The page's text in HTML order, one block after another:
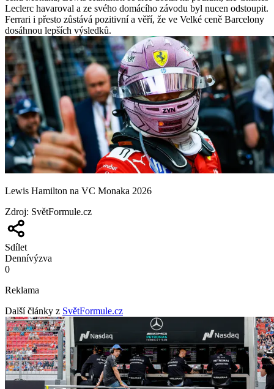
Leclerc havaroval a ze svého domácího závodu byl nucen odstoupit.
Ferrari i přesto zůstává pozitivní a věří, že ve Velké ceně Barcelony
dosáhnou lepších výsledků.
Lewis Hamilton na VC Monaka 2026
Zdroj: SvětFormule.cz
Sdílet
Dennívýzva
0
Reklama
Další články z SvětFormule.cz